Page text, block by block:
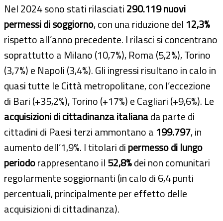
Nel 2024 sono stati rilasciati290.119 nuovi
permessi di soggiorno, con una riduzione del 12,3%
rispetto all’anno precedente. I rilasci si concentrano
soprattutto a Milano (10,7%), Roma (5,2%), Torino
(3,7%) e Napoli (3,4%). Gli ingressi risultano in calo in
quasi tutte le Città metropolitane, con l’eccezione
di Bari (+35,2%), Torino (+17%) e Cagliari (+9,6%). Le
acquisizioni di cittadinanza italianada parte di
cittadini di Paesi terzi ammontano a 199.797, in
aumento dell’1,9%. I titolari dipermesso di lungo
periodorappresentano il52,8%dei non comunitari
regolarmente soggiornanti (in calo di 6,4 punti
percentuali, principalmente per effetto delle
acquisizioni di cittadinanza).